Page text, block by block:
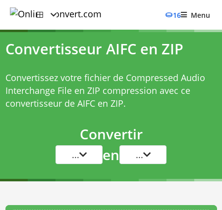
16 Menu
Convertisseur AIFC en ZIP
Convertissez votre fichier de Compressed Audio
Interchange File en ZIP compression avec ce
convertisseur de AIFC en ZIP.
Convertir
... en ...